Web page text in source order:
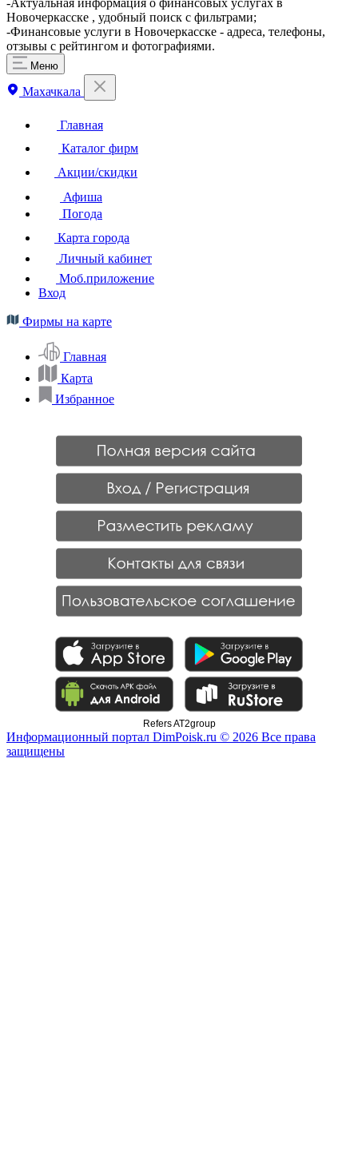
-Актуальная информация о финансовых услугах в
Новочеркасске , удобный поиск с фильтрами;
-Финансовые услуги в Новочеркасске - адреса, телефоны,
отзывы с рейтингом и фотографиями.
Меню
Махачкала
Главная
Каталог фирм
Акции/скидки
Афиша
Погода
Карта города
Личный кабинет
Моб.приложение
Вход
Фирмы на карте
Главная
Карта
Избранное
Refers AT2group
Информационный портал DimPoisk.ru © 2026 Все права
защищены